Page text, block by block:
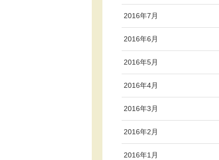
2016年7月
2016年6月
2016年5月
2016年4月
2016年3月
2016年2月
2016年1月